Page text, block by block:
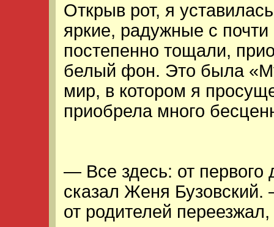
Открыв рот, я
яркие, радужные с
постепенно тощали,
белый фон. Это была
мир, в котором я
приобрела много
— Все здесь: от первого
сказал Женя Бузовский.
от родителей